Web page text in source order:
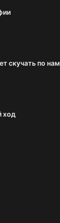
скучать по нам
ход